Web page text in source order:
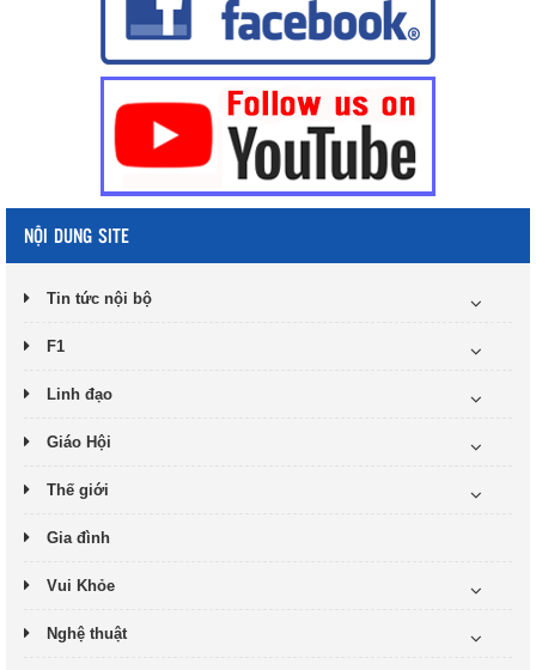
NỘI DUNG SITE
Tin tức nội bộ
F1
Linh đạo
Giáo Hội
Thế giới
Gia đình
Vui Khỏe
Nghệ thuật